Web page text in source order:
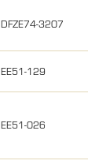
DFZE74-3207
EE51-129
EE51-026